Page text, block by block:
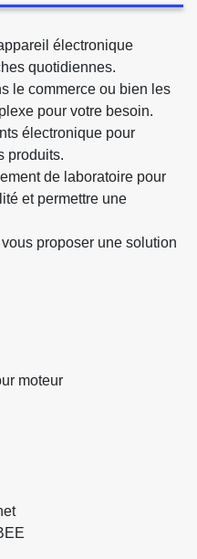
électronique
quotidiennes.
le commerce ou bien les
pour votre besoin.
électronique pour
produits.
de laboratoire pour
et permettre une
proposer une solution
moteur